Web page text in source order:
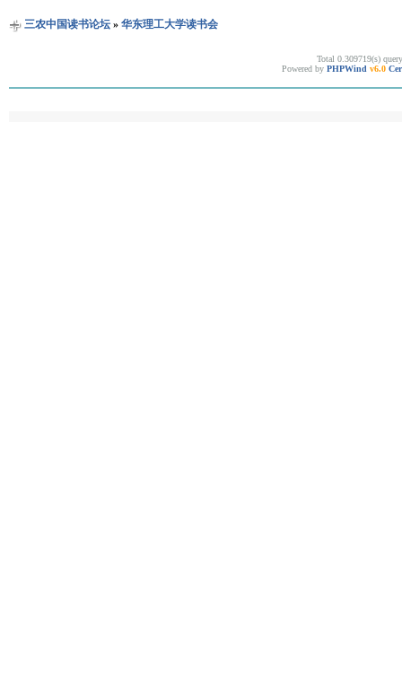
三农中国读书论坛» 华东理工大学读书会
Total 0.309719(s)
Powered by PHPWind v6.0